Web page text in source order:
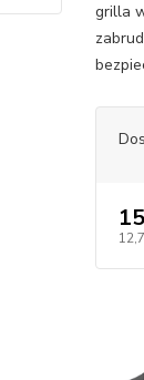
grilla